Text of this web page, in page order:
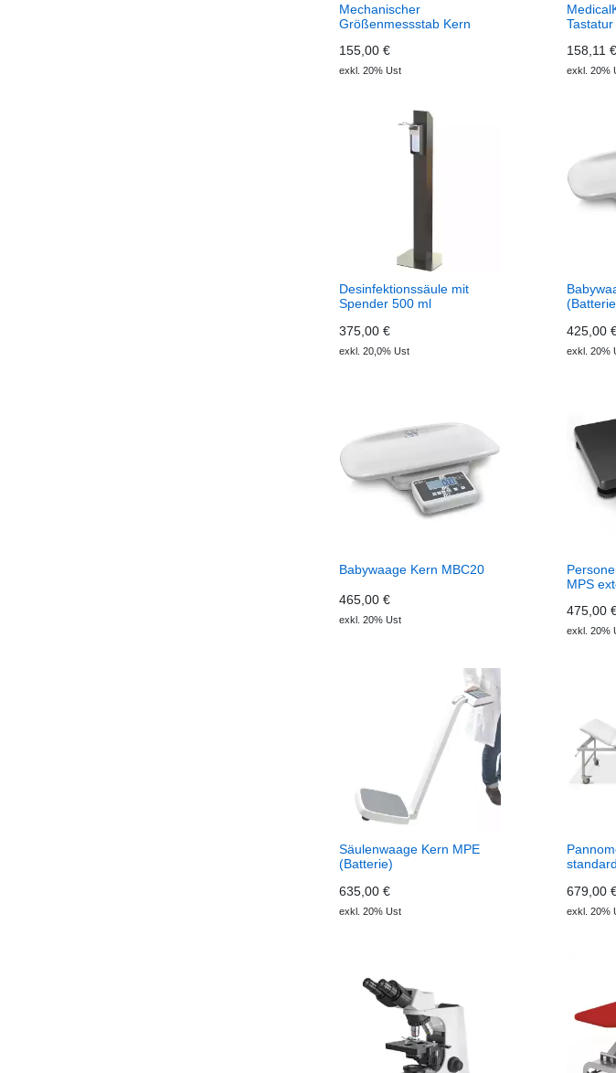
Mechanischer
Größenmessstab Kern
155,00 €
exkl. 20% Ust
158,11 €
exkl. 20%
Desinfektionssäule mit
Spender 500 ml
375,00 €
exkl. 20,0% Ust
425,00
exkl. 20%
Babywaage Kern MBC20
465,00 €
exkl. 20% Ust
MPS
475,00
exkl. 20%
Säulenwaage Kern MPE
(Batterie)
635,00 €
exkl. 20% Ust
standard
679,00
exkl. 20%